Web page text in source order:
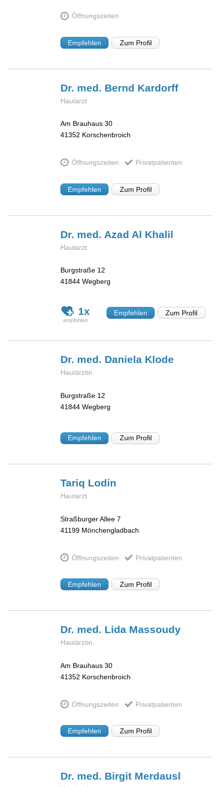
Öffnungszeiten
Empfehlen Zum Profil
Dr. med. Bernd Kardorff
Hautarzt
Am Brauhaus 30
41352 Korschenbroich
Öffnungszeiten Privatpatienten
Empfehlen Zum Profil
Dr. med. Azad Al Khalil
Hautarzt
Burgstraße 12
41844 Wegberg
1x Empfehlen Zum Profil
Dr. med. Daniela Klode
Hautärztin
Burgstraße 12
41844 Wegberg
Empfehlen Zum Profil
Tariq Lodin
Hautarzt
Straßburger Allee 7
41199 Mönchengladbach
Öffnungszeiten Privatpatienten
Empfehlen Zum Profil
Dr. med. Lida Massoudy
Hautärztin
Am Brauhaus 30
41352 Korschenbroich
Öffnungszeiten Privatpatienten
Empfehlen Zum Profil
Dr. med. Birgit Merdausl